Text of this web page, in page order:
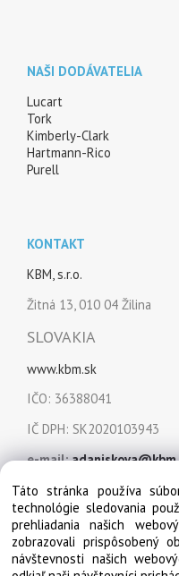
NAŠI DODÁVATELIA
Lucart
Tork
Kimberly-Clark
Hartmann-Rico
Purell
KONTAKT
KBM, s.r.o.
Žitná 13, 010 04 Žilina
SLOVAKIA
www.kbm.sk
IČO: 36388041
IČ DPH: SK2020103943
e-mail:
Táto stránka používa
technológie sledovania
prehliadania našich
zobrazovali prispôsobený
návštevnosti našich